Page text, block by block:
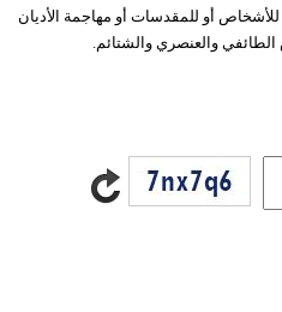
للأشخاص أو للمقدسات أو مهاجمة الأديان
الطائفي والعنصري والشتائم.